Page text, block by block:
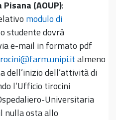
(AOUP):
modulo di
studente dovrà
e-mail in formato pdf
almeno
dell’inizio dell’attività di
l’Ufficio tirocini
Universitaria
nulla osta allo